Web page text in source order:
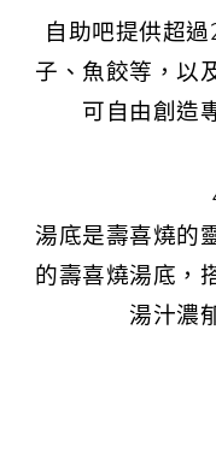
自助吧提供超
子、魚餃等，以
可自由創造
湯底是壽喜燒的
的壽喜燒湯底，
湯汁濃